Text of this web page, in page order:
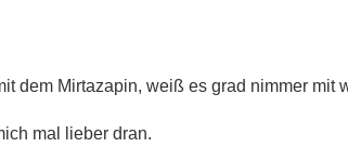
dem Mirtazapin, weiß es grad nimmer mit
mal lieber dran.